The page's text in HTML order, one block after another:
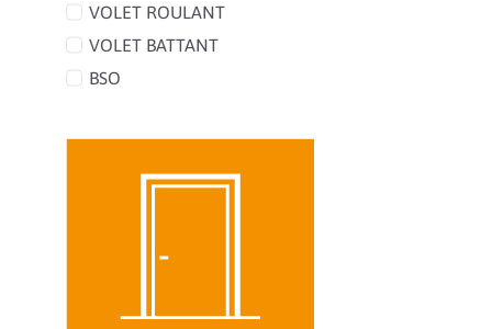
VOLET ROULANT
VOLET BATTANT
BSO